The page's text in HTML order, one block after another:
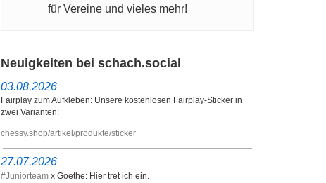
für Vereine und vieles mehr!
Neuigkeiten bei schach.social
03.08.2026
Fairplay zum Aufkleben: Unsere kostenlosen Fairplay-Sticker in
zwei Varianten:
chessy.shop/artikel/produkte/sticker
27.07.2026
#Juniorteam x Goethe: Hier tret ich ein.